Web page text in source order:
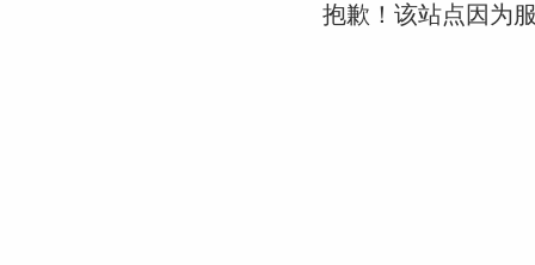
抱歉！该站点因为